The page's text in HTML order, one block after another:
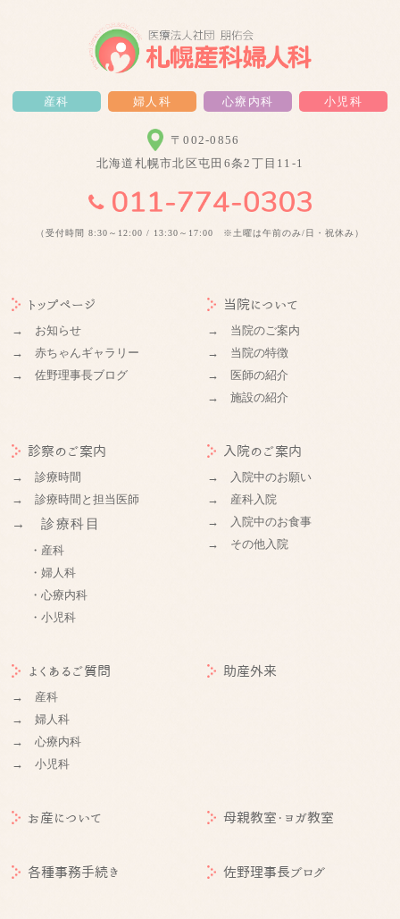
産科 婦人科 心療内科 小児科
〒002-0856
北海道札幌市北区屯田6条2丁目11-1
（受付時間 8:30～12:00 / 13:30～17:00 ※土曜は午前のみ/日・祝休み）
トップページ
→ お知らせ
→ 赤ちゃんギャラリー
→ 佐野理事長ブログ
当院について
→ 当院のご案内
→ 当院の特徴
→ 医師の紹介
→ 施設の紹介
診察のご案内
→ 診療時間
→ 診療時間と担当医師
→ 診療科目
・産科
・婦人科
・心療内科
・小児科
入院のご案内
→ 入院中のお願い
→ 産科入院
→ 入院中のお食事
→ その他入院
よくあるご質問
→ 産科
→ 婦人科
→ 心療内科
→ 小児科
助産外来
お産について 母親教室・ヨガ教室
各種事務手続き 佐野理事長ブログ